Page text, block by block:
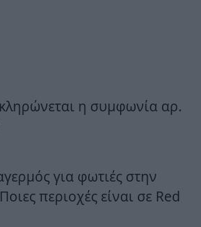
η συμφωνία αρ.
για φωτιές στην
περιοχές είναι σε Red